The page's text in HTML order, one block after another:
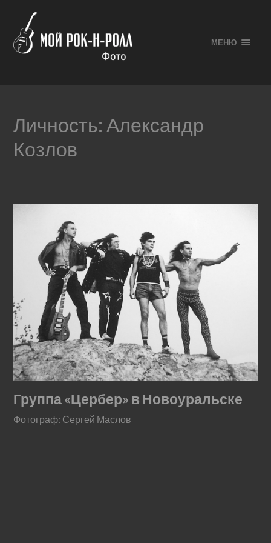
МЕНЮ
Личность:Александр
Козлов
Группа «Цербер» в Новоуральске
Фотограф: Сергей Маслов